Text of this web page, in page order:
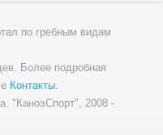
по гребным видам
Более подробная
Контакты
"КаноэСпорт", 2008 -